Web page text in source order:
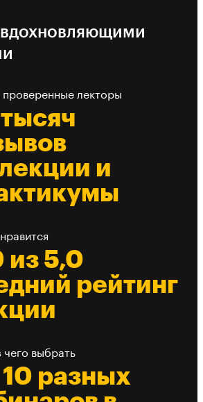
проверенные лекторы
и
из 5,0
рейтинг
чего выбрать
разных